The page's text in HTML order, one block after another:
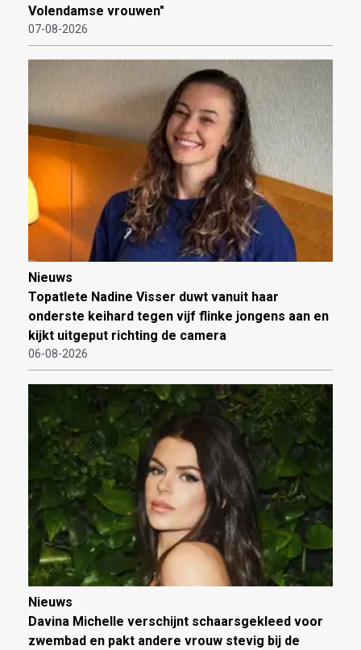
Volendamse vrouwen"
07-08-2026
Nieuws
Topatlete Nadine Visser duwt vanuit haar
onderste keihard tegen vijf flinke jongens aan en
kijkt uitgeput richting de camera
06-08-2026
Nieuws
Davina Michelle verschijnt schaarsgekleed voor
zwembad en pakt andere vrouw stevig bij de